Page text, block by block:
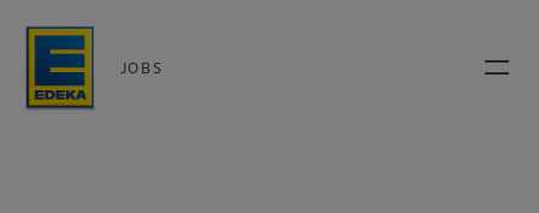
JOBS